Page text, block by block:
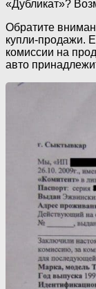
«Дубликат»?
Обратите
купли-продажи.
комиссии на
авто